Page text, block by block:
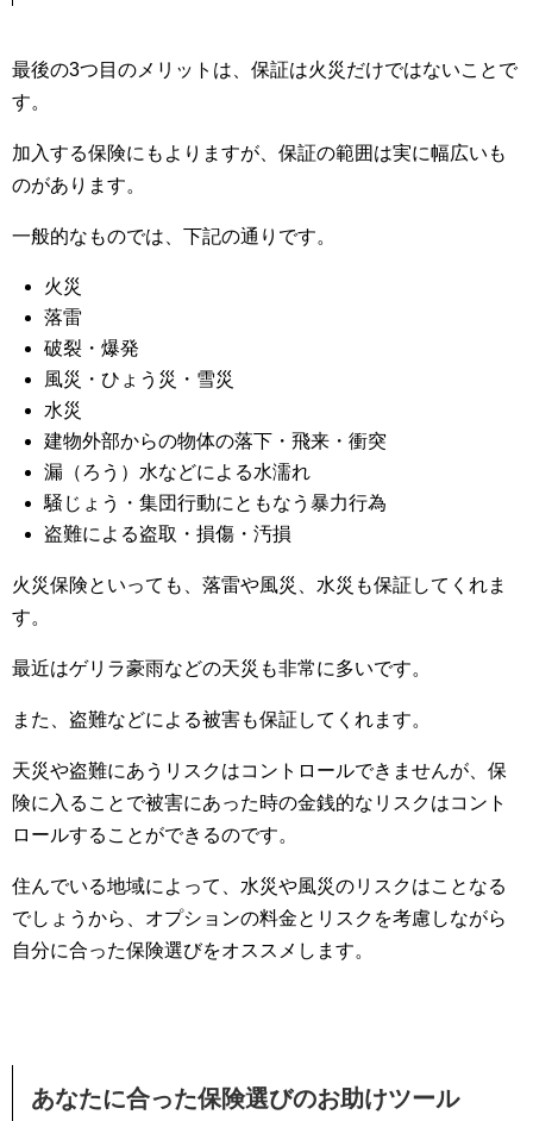
最後の3つ目のメリットは、保証は火災だけではないことで
す。
加入する保険にもよりますが、保証の範囲は実に幅広いも
のがあります。
一般的なものでは、下記の通りです。
火災
落雷
破裂・爆発
風災・ひょう災・雪災
水災
建物外部からの物体の落下・飛来・衝突
漏（ろう）水などによる水濡れ
騒じょう・集団行動にともなう暴力行為
盗難による盗取・損傷・汚損
火災保険といっても、落雷や風災、水災も保証してくれま
す。
最近はゲリラ豪雨などの天災も非常に多いです。
また、盗難などによる被害も保証してくれます。
天災や盗難にあうリスクはコントロールできませんが、保
険に入ることで被害にあった時の金銭的なリスクはコント
ロールすることができるのです。
住んでいる地域によって、水災や風災のリスクはことなる
でしょうから、オプションの料金とリスクを考慮しながら
自分に合った保険選びをオススメします。
あなたに合った保険選びのお助けツール